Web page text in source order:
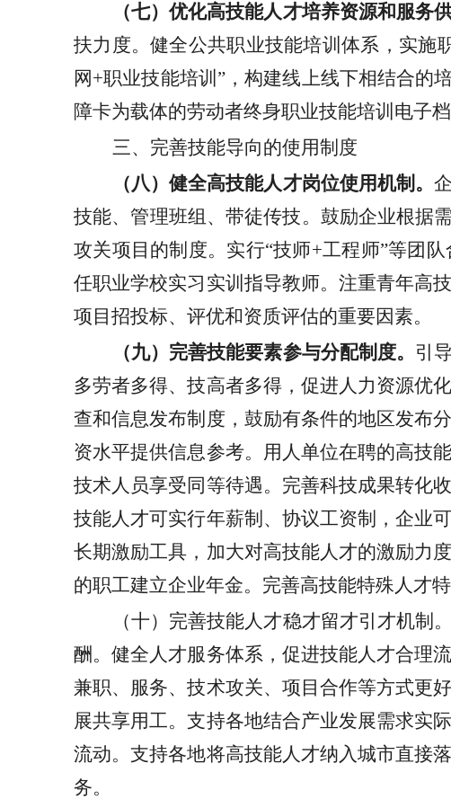
（七）优化高技能人才培养资源和服务供
扶力度。健全公共职业技能培训体系，实施
网+职业技能培训”，构建线上线下相结合的
障卡为载体的劳动者终身职业技能培训电子档
三、完善技能导向的使用制度
（八）健全高技能人才岗位使用机制。
技能、管理班组、带徒传技。鼓励企业根据
攻关项目的制度。实行“技师+工程师”等团
任职业学校实习实训指导教师。注重青年高
项目招投标、评优和资质评估的重要因素。
（九）完善技能要素参与分配制度。 引
多劳者多得、技高者多得，促进人力资源优
查和信息发布制度，鼓励有条件的地区发布
资水平提供信息参考。用人单位在聘的高技
技术人员享受同等待遇。完善科技成果转化
技能人才可实行年薪制、协议工资制，企业
长期激励工具，加大对高技能人才的激励力
的职工建立企业年金。完善高技能特殊人才特
（十）完善技能人才稳才留才引才机
酬。健全人才服务体系，促进技能人才合理
兼职、服务、技术攻关、项目合作等方式更
展共享用工。支持各地结合产业发展需求实
流动。支持各地将高技能人才纳入城市直接
务。